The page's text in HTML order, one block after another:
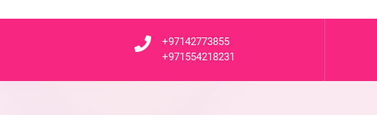
+97142773855
+971554218231